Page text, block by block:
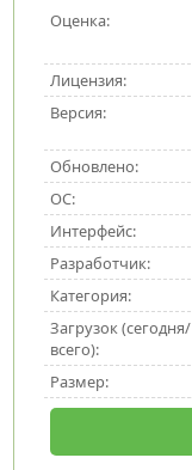
Оценка:
Лицензия:
Версия:
Обновлено:
ОС:
Интерфейс:
Разработчик:
Категория:
Загрузок (сегодня/
всего):
Размер: